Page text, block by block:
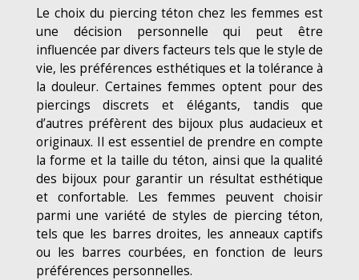
Le choix du piercing téton chez les femmes est
une décision personnelle qui peut être
influencée par divers facteurs tels que le style de
vie, les préférences esthétiques et la tolérance à
la douleur. Certaines femmes optent pour des
piercings discrets et élégants, tandis que
d’autres préfèrent des bijoux plus audacieux et
originaux. Il est essentiel de prendre en compte
la forme et la taille du téton, ainsi que la qualité
des bijoux pour garantir un résultat esthétique
et confortable. Les femmes peuvent choisir
parmi une variété de styles de piercing téton,
tels que les barres droites, les anneaux captifs
ou les barres courbées, en fonction de leurs
préférences personnelles.